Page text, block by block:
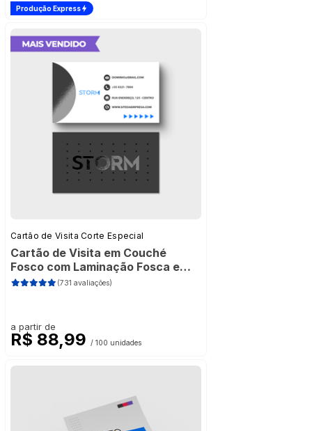
Produção Express
Cartão de Visita Corte Especial
Cartão de Visita em Couché
Fosco com Laminação Fosca e
Verniz Localizado
(731 avaliações)
a partir de
R$ 88,99 / 100 unidades